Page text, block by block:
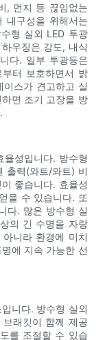
, 먼지 등 끊임없는
내구성을 위해서는
형 실외 LED 투광
우징은 강도, 내식
다. 일부 투광등은
터 보호하면서 밝
스가 견고하고 실
면 조기 고장을 방
율성입니다. 방수형
출력(와트/와트) 비
좋습니다. 효율성
을 수 있습니다. 또
다. 많은 방수형 실
의 긴 수명을 자랑
니라 환경에 미치
에 지속 가능한 선
니다. 방수형 실외
래킷이 함께 제공
를 조절할 수 있습